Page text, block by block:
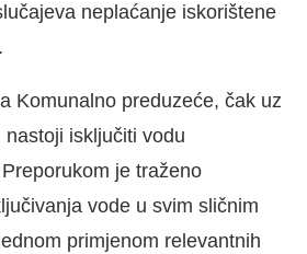
neplaćanje iskorištene
Komunalno preduzeće, čak uz
isključiti vodu
je traženo
vode u svim sličnim
primjenom relevantnih